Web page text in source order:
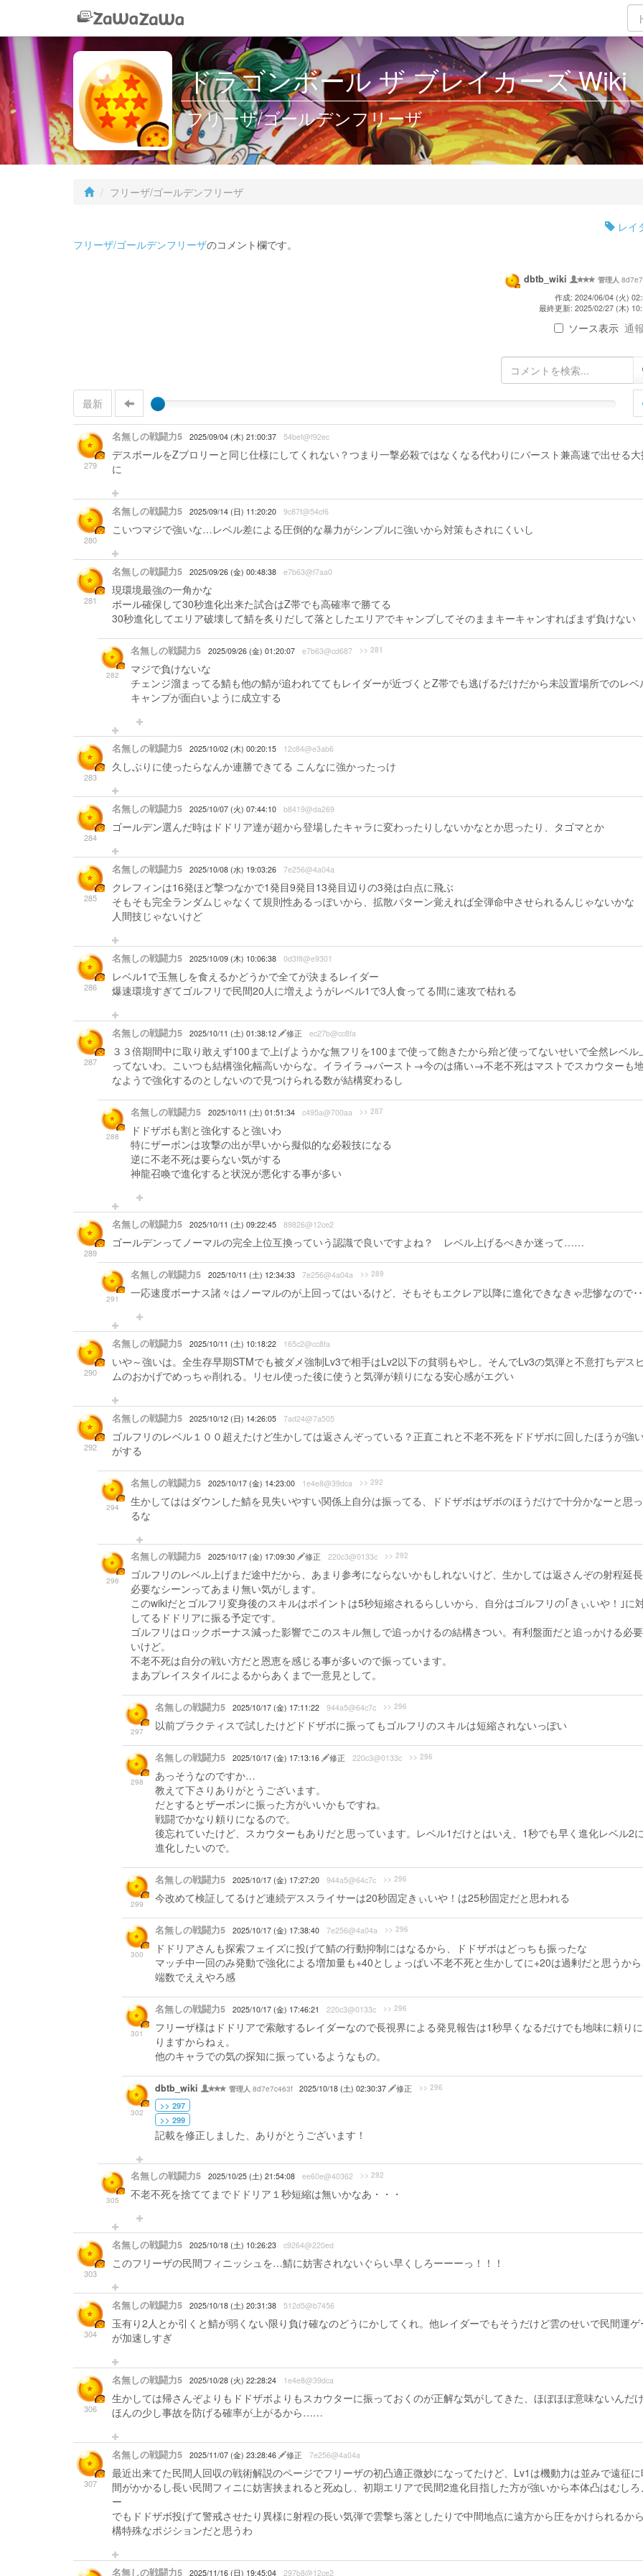
ドラゴンボール ザ ブレイカーズ Wiki
フリーザ/ゴールデンフリーザ
フリーザ/ゴールデンフリーザ
レイ
フリーザ/ゴールデンフリーザのコメント欄です。
dbtb_wiki 管理人
作成: 2024/06/04 (火)
最終更新: 2025/02/27 (木)
ソース表示 通
最新
279
名無しの戦闘力5 2025/09/04 (木) 21:00:37 54bef@f92ec
デスボールをZブロリーと同じ仕様にしてくれない？つまり一撃必殺ではなくなる代わりにバースト兼高速で出せる
に
280
名無しの戦闘力5 2025/09/14 (日) 11:20:20 9c87f@54cf6
こいつマジで強いな…レベル差による圧倒的な暴力がシンプルに強いから対策もされにくいし
281
名無しの戦闘力5 2025/09/26 (金) 00:48:38 e7b63@f7aa0
現環境最強の一角かな
ボール確保して30秒進化出来た試合はZ帯でも高確率で勝てる
30秒進化してエリア破壊して鯖を炙りだして落としたエリアでキャンプしてそのままキーキャンすればまず負けない
282
名無しの戦闘力5 2025/09/26 (金) 01:20:07 e7b63@cd687 >> 281
マジで負けないな
チェンジ溜まってる鯖も他の鯖が追われててもレイダーが近づくとZ帯でも逃げるだけだから未設置場所でのレベ
キャンプが面白いように成立する
283
名無しの戦闘力5 2025/10/02 (木) 00:20:15 12c84@e3ab6
久しぶりに使ったらなんか連勝できてる こんなに強かったっけ
284
名無しの戦闘力5 2025/10/07 (火) 07:44:10 b8419@da269
ゴールデン選んだ時はドドリア達が超から登場したキャラに変わったりしないかなとか思ったり、タゴマとか
285
名無しの戦闘力5 2025/10/08 (水) 19:03:26 7e256@4a04a
クレフィンは16発ほど撃つなかで1発目9発目13発目辺りの3発は白点に飛ぶ
そもそも完全ランダムじゃなくて規則性あるっぽいから、拡散パターン覚えれば全弾命中させられるんじゃないかな
人間技じゃないけど
286
名無しの戦闘力5 2025/10/09 (木) 10:06:38 0d3f8@e9301
レベル1で玉無しを食えるかどうかで全てが決まるレイダー
爆速環境すぎてゴルフリで民間20人に増えようがレベル1で3人食ってる間に速攻で枯れる
287
名無しの戦闘力5 2025/10/11 (土) 01:38:12 修正 ec27b@cc8fa
３３倍期間中に取り敢えず100まで上げようかな無フリを100まで使って飽きたから殆ど使ってないせいで全然レベル
ってないわ。こいつも結構強化幅高いからな。イライラ→バースト→今のは痛い→不老不死はマストでスカウターも
なようで強化するのとしないので見つけられる数が結構変わるし
288
名無しの戦闘力5 2025/10/11 (土) 01:51:34 c495a@700aa >> 287
ドドザボも割と強化すると強いわ
特にザーボンは攻撃の出が早いから擬似的な必殺技になる
逆に不老不死は要らない気がする
神龍召喚で進化すると状況が悪化する事が多い
289
名無しの戦闘力5 2025/10/11 (土) 09:22:45 89826@12ce2
ゴールデンってノーマルの完全上位互換っていう認識で良いですよね？ レベル上げるべきか迷って……
291
名無しの戦闘力5 2025/10/11 (土) 12:34:33 7e256@4a04a >> 289
一応速度ボーナス諸々はノーマルのが上回ってはいるけど、そもそもエクレア以降に進化できなきゃ悲惨なので･
290
名無しの戦闘力5 2025/10/11 (土) 10:18:22 165c2@cc8fa
いや～強いは。全生存早期STMでも被ダメ強制Lv3で相手はLv2以下の貧弱もやし。そんでLv3の気弾と不意打ちデス
ムのおかげでめっちゃ削れる。リセル使った後に使うと気弾が頼りになる安心感がエグい
292
名無しの戦闘力5 2025/10/12 (日) 14:26:05 7ad24@7a505
ゴルフリのレベル１００超えたけど生かしては返さんぞっている？正直これと不老不死をドドザボに回したほうが強
がする
294
名無しの戦闘力5 2025/10/17 (金) 14:23:00 1e4e8@39dca >> 292
生かしてははダウンした鯖を見失いやすい関係上自分は振ってる、ドドザボはザボのほうだけで十分かなーと思
るな
296
名無しの戦闘力5 2025/10/17 (金) 17:09:30 修正 220c3@0133c >> 292
ゴルフリのレベル上げまだ途中だから、あまり参考にならないかもしれないけど、生かしては返さんぞの射程延
必要なシーンってあまり無い気がします。
このwikiだとゴルフリ変身後のスキルはポイントは5秒短縮されるらしいから、自分はゴルフリの｢きぃいや！｣に
してるドドリアに振る予定です。
ゴルフリはロックボーナス減った影響でこのスキル無しで追っかけるの結構きつい。有利盤面だと追っかける必
いけど。
不老不死は自分の戦い方だと恩恵を感じる事が多いので振っています。
まあプレイスタイルによるからあくまで一意見として。
297
名無しの戦闘力5 2025/10/17 (金) 17:11:22 944a5@64c7c >> 296
以前プラクティスで試したけどドドザボに振ってもゴルフリのスキルは短縮されないっぽい
298
名無しの戦闘力5 2025/10/17 (金) 17:13:16 修正 220c3@0133c >> 296
あっそうなのですか…
教えて下さりありがとうございます。
だとするとザーボンに振った方がいいかもですね。
戦闘でかなり頼りになるので。
後忘れていたけど、スカウターもありだと思っています。レベル1だけとはいえ、1秒でも早く進化レベル2
進化したいので。
299
名無しの戦闘力5 2025/10/17 (金) 17:27:20 944a5@64c7c >> 296
今改めて検証してるけど連続デススライサーは20秒固定きぃいや！は25秒固定だと思われる
300
名無しの戦闘力5 2025/10/17 (金) 17:38:40 7e256@4a04a >> 296
ドドリアさんも探索フェイズに投げて鯖の行動抑制にはなるから、ドドザボはどっちも振ったな
マッチ中一回のみ発動で強化による増加量も+40としょっぱい不老不死と生かしてに+20は過剰だと思うか
端数でええやろ感
301
名無しの戦闘力5 2025/10/17 (金) 17:46:21 220c3@0133c >> 296
フリーザ様はドドリアで索敵するレイダーなので長視界による発見報告は1秒早くなるだけでも地味に頼り
りますからねぇ。
他のキャラでの気の探知に振っているようなもの。
302
dbtb_wiki 管理人 8d7e7c463f 2025/10/18 (土) 02:30:37 修正 >> 296
>> 297
>> 299
記載を修正しました、ありがとうございます！
305
名無しの戦闘力5 2025/10/25 (土) 21:54:08 ee60e@40362 >> 292
不老不死を捨ててまでドドリア１秒短縮は無いかなあ・・・
303
名無しの戦闘力5 2025/10/18 (土) 10:26:23 c9264@220ed
このフリーザの民間フィニッシュを…鯖に妨害されないぐらい早くしろーーーっ！！！
304
名無しの戦闘力5 2025/10/18 (土) 20:31:38 512d5@b7456
玉有り2人とか引くと鯖が弱くない限り負け確なのどうにかしてくれ。他レイダーでもそうだけど雲のせいで民間運ゲ
が加速しすぎ
306
名無しの戦闘力5 2025/10/28 (火) 22:28:24 1e4e8@39dca
生かしては帰さんぞよりもドドザボよりもスカウターに振っておくのが正解な気がしてきた、ほぼほぼ意味ないんだ
ほんの少し事故を防げる確率が上がるから……
307
名無しの戦闘力5 2025/11/07 (金) 23:28:46 修正 7e256@4a04a
最近出来てた民間人回収の戦術解説のページでフリーザの初凸適正微妙になってたけど、Lv1は機動力は並みで遠征
間がかかるし長い民間フィニに妨害挟まれると死ぬし、初期エリアで民間2進化目指した方が強いから本体凸はむしろ
ー
でもドドザボ投げて警戒させたり異様に射程の長い気弾で雲撃ち落としたりで中間地点に遠方から圧をかけられるか
構特殊なポジションだと思うわ
名無しの戦闘力5 2025/11/16 (日) 19:45:04 297b8@12ce2